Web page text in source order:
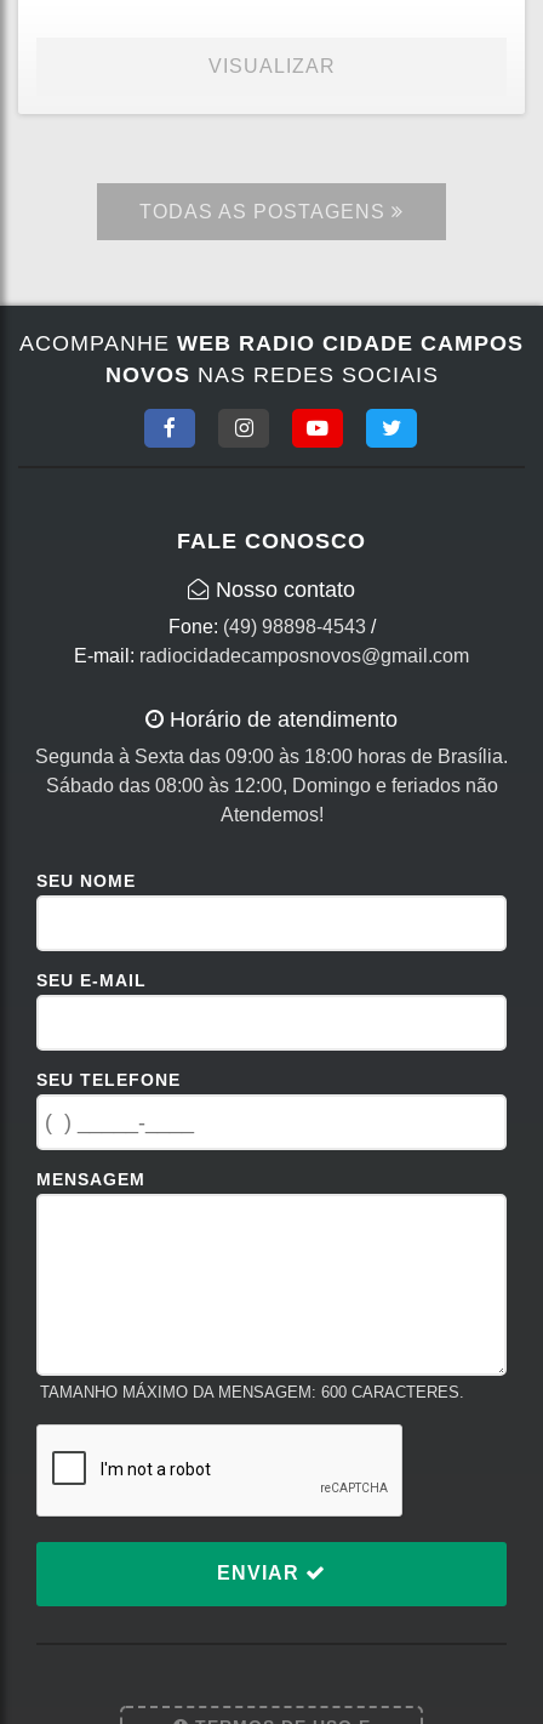
VISUALIZAR
TODAS AS POSTAGENS
ACOMPANHE WEB RADIO CIDADE CAMPOS
NOVOS NAS REDES SOCIAIS
FALE CONOSCO
Nosso contato
Fone: (49) 98898-4543/
E-mail: radiocidadecamposnovos@gmail.com
Horário de atendimento
Segunda à Sexta das 09:00 às 18:00 horas de Brasília.
Sábado das 08:00 às 12:00, Domingo e feriados não
Atendemos!
SEU NOME
SEU E-MAIL
SEU TELEFONE
MENSAGEM
TAMANHO MÁXIMO DA MENSAGEM: 600 CARACTERES.
ENVIAR